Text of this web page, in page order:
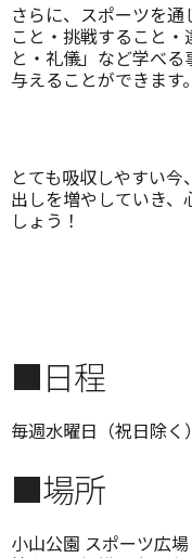
さらに、スポーツを
こと・挑戦すること
と・礼儀」など学べ
与えることができます。
とても吸収しやすい
出しを増やしていき、
しょう！
■日程
毎週水曜日（祝日除く）
■場所
小山公園 スポーツ広場